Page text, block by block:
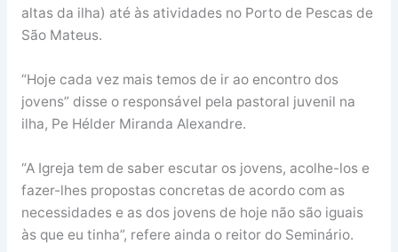
altas da ilha) até às atividades no Porto de Pescas de
São Mateus.
“Hoje cada vez mais temos de ir ao encontro dos
jovens” disse o responsável pela pastoral juvenil na
ilha, Pe Hélder Miranda Alexandre.
“A Igreja tem de saber escutar os jovens, acolhe-los e
fazer-lhes propostas concretas de acordo com as
necessidades e as dos jovens de hoje não são iguais
às que eu tinha”, refere ainda o reitor do Seminário.